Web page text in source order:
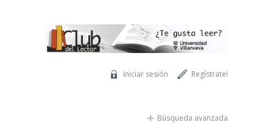
Regístrate!
Iniciar sesión
Búsqueda avanzada